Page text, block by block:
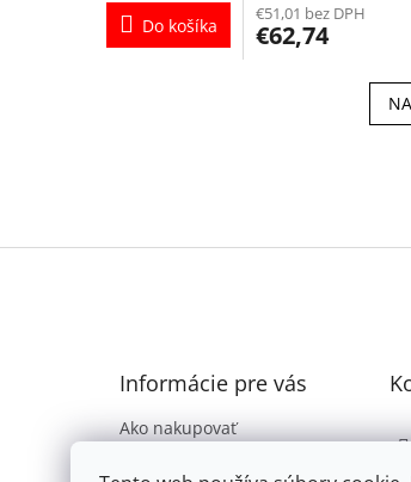
Do košíka
€51,01 bez DPH
€62,74
Informácie pre vás
Ako nakupovať